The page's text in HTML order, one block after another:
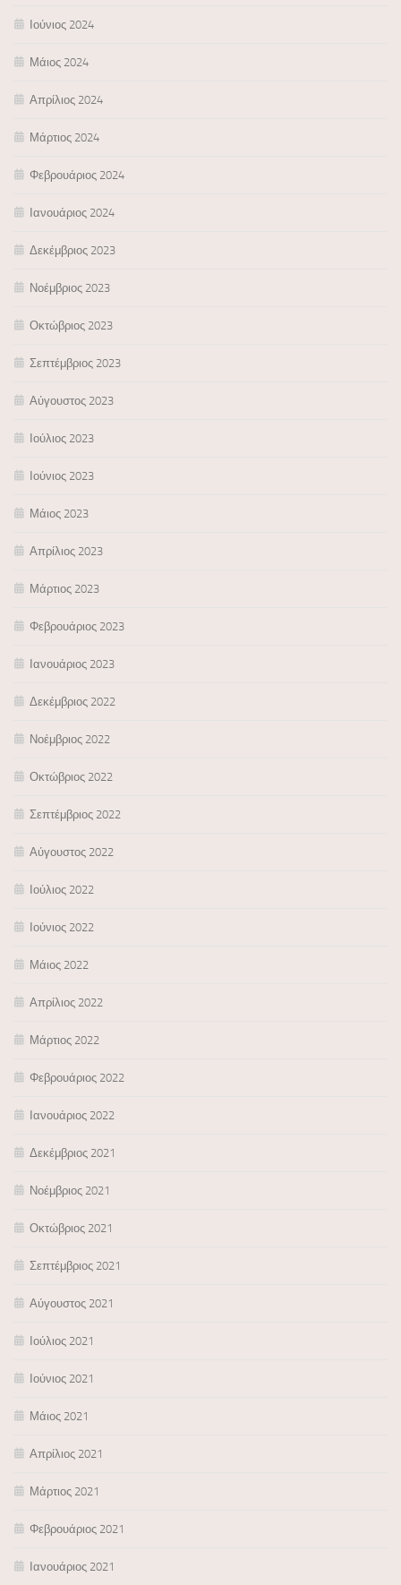
Ιούνιος 2024
Μάιος 2024
Απρίλιος 2024
Μάρτιος 2024
Φεβρουάριος 2024
Ιανουάριος 2024
Δεκέμβριος 2023
Νοέμβριος 2023
Οκτώβριος 2023
Σεπτέμβριος 2023
Αύγουστος 2023
Ιούλιος 2023
Ιούνιος 2023
Μάιος 2023
Απρίλιος 2023
Μάρτιος 2023
Φεβρουάριος 2023
Ιανουάριος 2023
Δεκέμβριος 2022
Νοέμβριος 2022
Οκτώβριος 2022
Σεπτέμβριος 2022
Αύγουστος 2022
Ιούλιος 2022
Ιούνιος 2022
Μάιος 2022
Απρίλιος 2022
Μάρτιος 2022
Φεβρουάριος 2022
Ιανουάριος 2022
Δεκέμβριος 2021
Νοέμβριος 2021
Οκτώβριος 2021
Σεπτέμβριος 2021
Αύγουστος 2021
Ιούλιος 2021
Ιούνιος 2021
Μάιος 2021
Απρίλιος 2021
Μάρτιος 2021
Φεβρουάριος 2021
Ιανουάριος 2021